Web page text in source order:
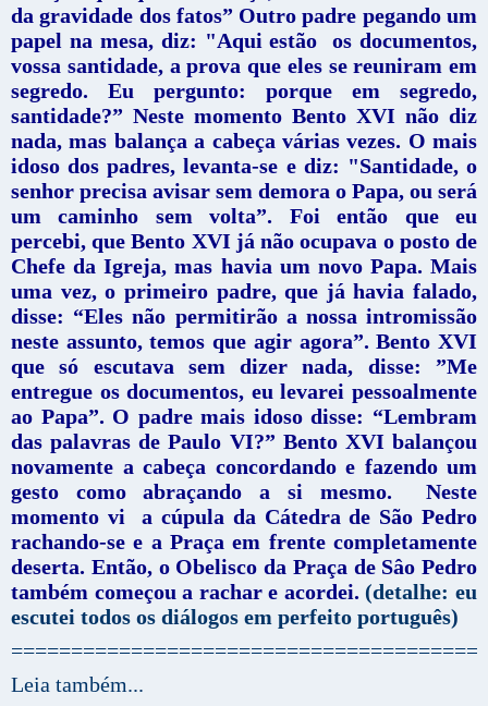
da gravidade dos fatos” Outro padre pegando um
papel na mesa, diz: "Aqui estão os documentos,
vossa santidade, a prova que eles se reuniram em
segredo. Eu pergunto: porque em segredo,
santidade?” Neste momento Bento XVI não diz
nada, mas balança a cabeça várias vezes. O mais
idoso dos padres, levanta-se e diz: "Santidade, o
senhor precisa avisar sem demora o Papa, ou será
um caminho sem volta”. Foi então que eu
percebi, que Bento XVI já não ocupava o posto de
Chefe da Igreja, mas havia um novo Papa. Mais
uma vez, o primeiro padre, que já havia falado,
disse: “Eles não permitirão a nossa intromissão
neste assunto, temos que agir agora”. Bento XVI
que só escutava sem dizer nada, disse: ”Me
entregue os documentos, eu levarei pessoalmente
ao Papa”. O padre mais idoso disse: “Lembram
das palavras de Paulo VI?” Bento XVI balançou
novamente a cabeça concordando e fazendo um
gesto como abraçando a si mesmo. Neste
momento vi a cúpula da Cátedra de São Pedro
rachando-se e a Praça em frente completamente
deserta. Então, o Obelisco da Praça de Sâo Pedro
também começou a rachar e acordei. (detalhe: eu
escutei todos os diálogos em perfeito português)
Leia também...